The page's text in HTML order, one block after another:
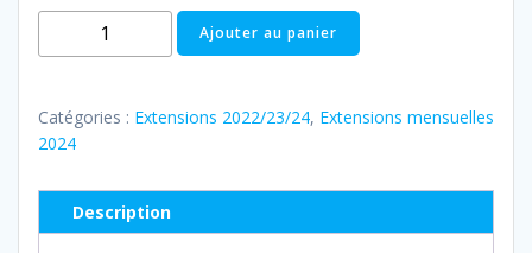
quantité
de
Mars
2024
Gémeaux
Ajouter au panier
Catégories : Extensions 2022/23/24, Extensions mensuelles
2024
Description